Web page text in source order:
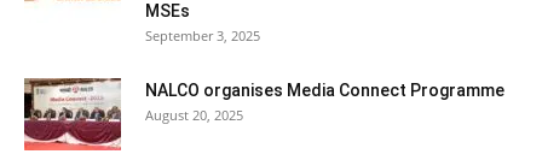
MSEs
September 3, 2025
NALCO organises Media Connect Programme
August 20, 2025